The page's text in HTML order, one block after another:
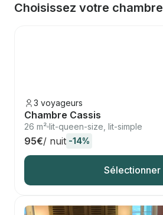
Choisissez votre chambre
3 voyageurs
Chambre Cassis
26 m² lit-queen-size, lit-simple
95€/ nuit -14%
Sélectionner